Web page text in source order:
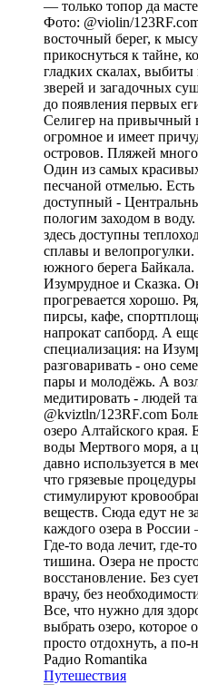
— только топор да
Фото: @violin/
восточный берег, к
прикоснуться к тайне,
гладких скалах,
зверей и загадочных
до появления первых
Селигер на привычный
огромное и имеет
островов. Пляжей
Один из самых
песчаной отмелью.
доступный -
пологим заходом в
здесь доступны
сплавы и велопрогулки.
южного берега
Изумрудное и Сказка.
прогревается хорошо.
пирсы, кафе,
напрокат сапборд. А
специализация: на
разговаривать - оно
пары и молодёжь. А
медитировать - людей
@kviztln/123RF.com
озеро Алтайского края.
воды Мертвого моря, а
давно используется в
что грязевые
стимулируют
веществ. Сюда едут не
каждого озера в
Где-то вода лечит, где-
тишина. Озера не
восстановление. Без
врачу, без
Все, что нужно для
выбрать озеро, которое
просто отдохнуть, а
Радио Romantika
Путешествия